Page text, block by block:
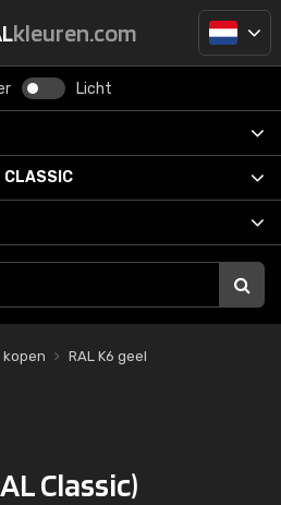
kleuren.com
Licht
CLASSIC
kopen RAL K6 geel
Classic)